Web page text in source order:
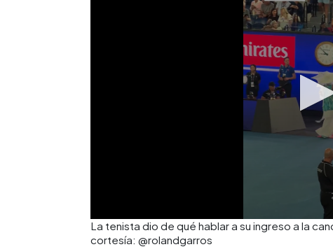
La tenista dio de qué hablar a su ingreso a la
cortesía: @rolandgarros